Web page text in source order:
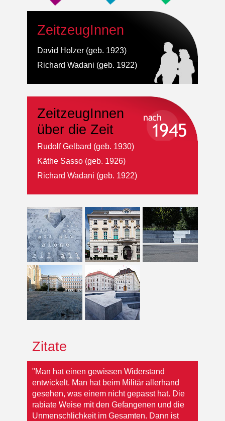
ZeitzeugInnen
David Holzer (geb. 1923)
Richard Wadani (geb. 1922)
ZeitzeugInnen
über die Zeit
Rudolf Gelbard (geb. 1930)
Käthe Sasso (geb. 1926)
Richard Wadani (geb. 1922)
Zitate
"Man hat einen gewissen Widerstand
entwickelt. Man hat beim Militär allerhand
gesehen, was einem nicht gepasst hat. Die
rabiate Weise mit den Gefangenen und die
Unmenschlichkeit im Gesamten. Dann ist